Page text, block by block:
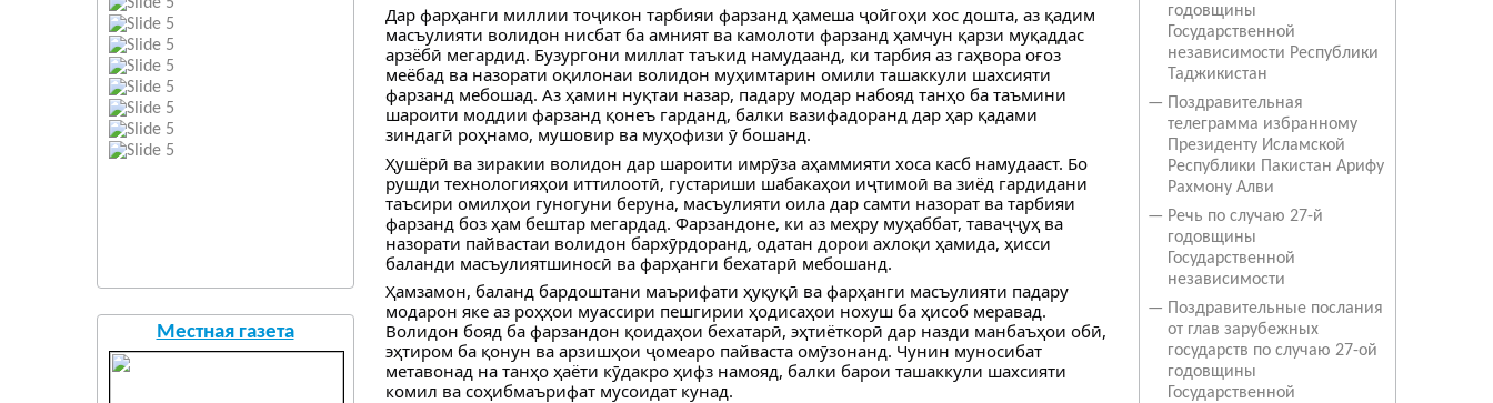
Местная газета
Дар фарҳанги миллии тоҷикон тарбияи фарзанд ҳамеша ҷойгоҳи хос дошта, аз қадим
масъулияти волидон нисбат ба амният ва камолоти фарзанд ҳамчун қарзи муқаддас
арзёбӣ мегардид. Бузургони миллат таъкид намудаанд, ки тарбия аз гаҳвора оғоз
меёбад ва назорати оқилонаи волидон муҳимтарин омили ташаккули шахсияти
фарзанд мебошад. Аз ҳамин нуқтаи назар, падару модар набояд танҳо ба таъмини
шароити моддии фарзанд қонеъ гарданд, балки вазифадоранд дар ҳар қадами
зиндагӣ роҳнамо, мушовир ва муҳофизи ӯ бошанд.
Ҳушёрӣ ва зиракии волидон дар шароити имрӯза аҳаммияти хоса касб намудааст. Бо
рушди технологияҳои иттилоотӣ, густариши шабакаҳои иҷтимоӣ ва зиёд гардидани
таъсири омилҳои гуногуни беруна, масъулияти оила дар самти назорат ва тарбияи
фарзанд боз ҳам бештар мегардад. Фарзандоне, ки аз меҳру муҳаббат, таваҷҷуҳ ва
назорати пайвастаи волидон бархӯрдоранд, одатан дорои ахлоқи ҳамида, ҳисси
баланди масъулиятшиносӣ ва фарҳанги бехатарӣ мебошанд.
Ҳамзамон, баланд бардоштани маърифати ҳуқуқӣ ва фарҳанги масъулияти падару
модарон яке аз роҳҳои муассири пешгирии ҳодисаҳои нохуш ба ҳисоб меравад.
Волидон бояд ба фарзандон қоидаҳои бехатарӣ, эҳтиёткорӣ дар назди манбаъҳои обӣ,
эҳтиром ба қонун ва арзишҳои ҷомеаро пайваста омӯзонанд. Чунин муносибат
метавонад на танҳо ҳаёти кӯдакро ҳифз намояд, балки барои ташаккули шахсияти
комил ва соҳибмаърифат мусоидат кунад.
годовщины
Государственной
независимости Республики
Таджикистан
—
Поздравительная
телеграмма избранному
Президенту Исламской
Республики Пакистан Арифу
Рахмону Алви
— Речь по случаю 27-й
годовщины
Государственной
независимости
—
Поздравительные послания
от глав зарубежных
государств по случаю 27-ой
годовщины
Государственной